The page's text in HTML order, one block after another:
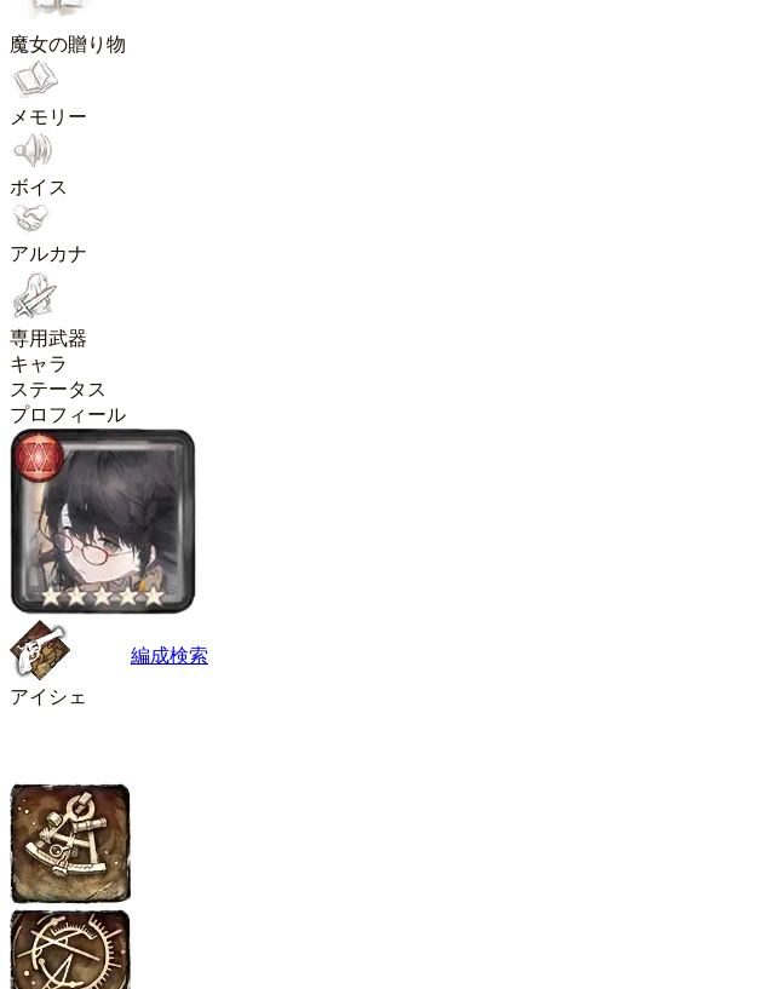
魔女の贈り物
メモリー
ボイス
アルカナ
専用武器
キャラ
ステータス
プロフィール
アイシェ
編成検索